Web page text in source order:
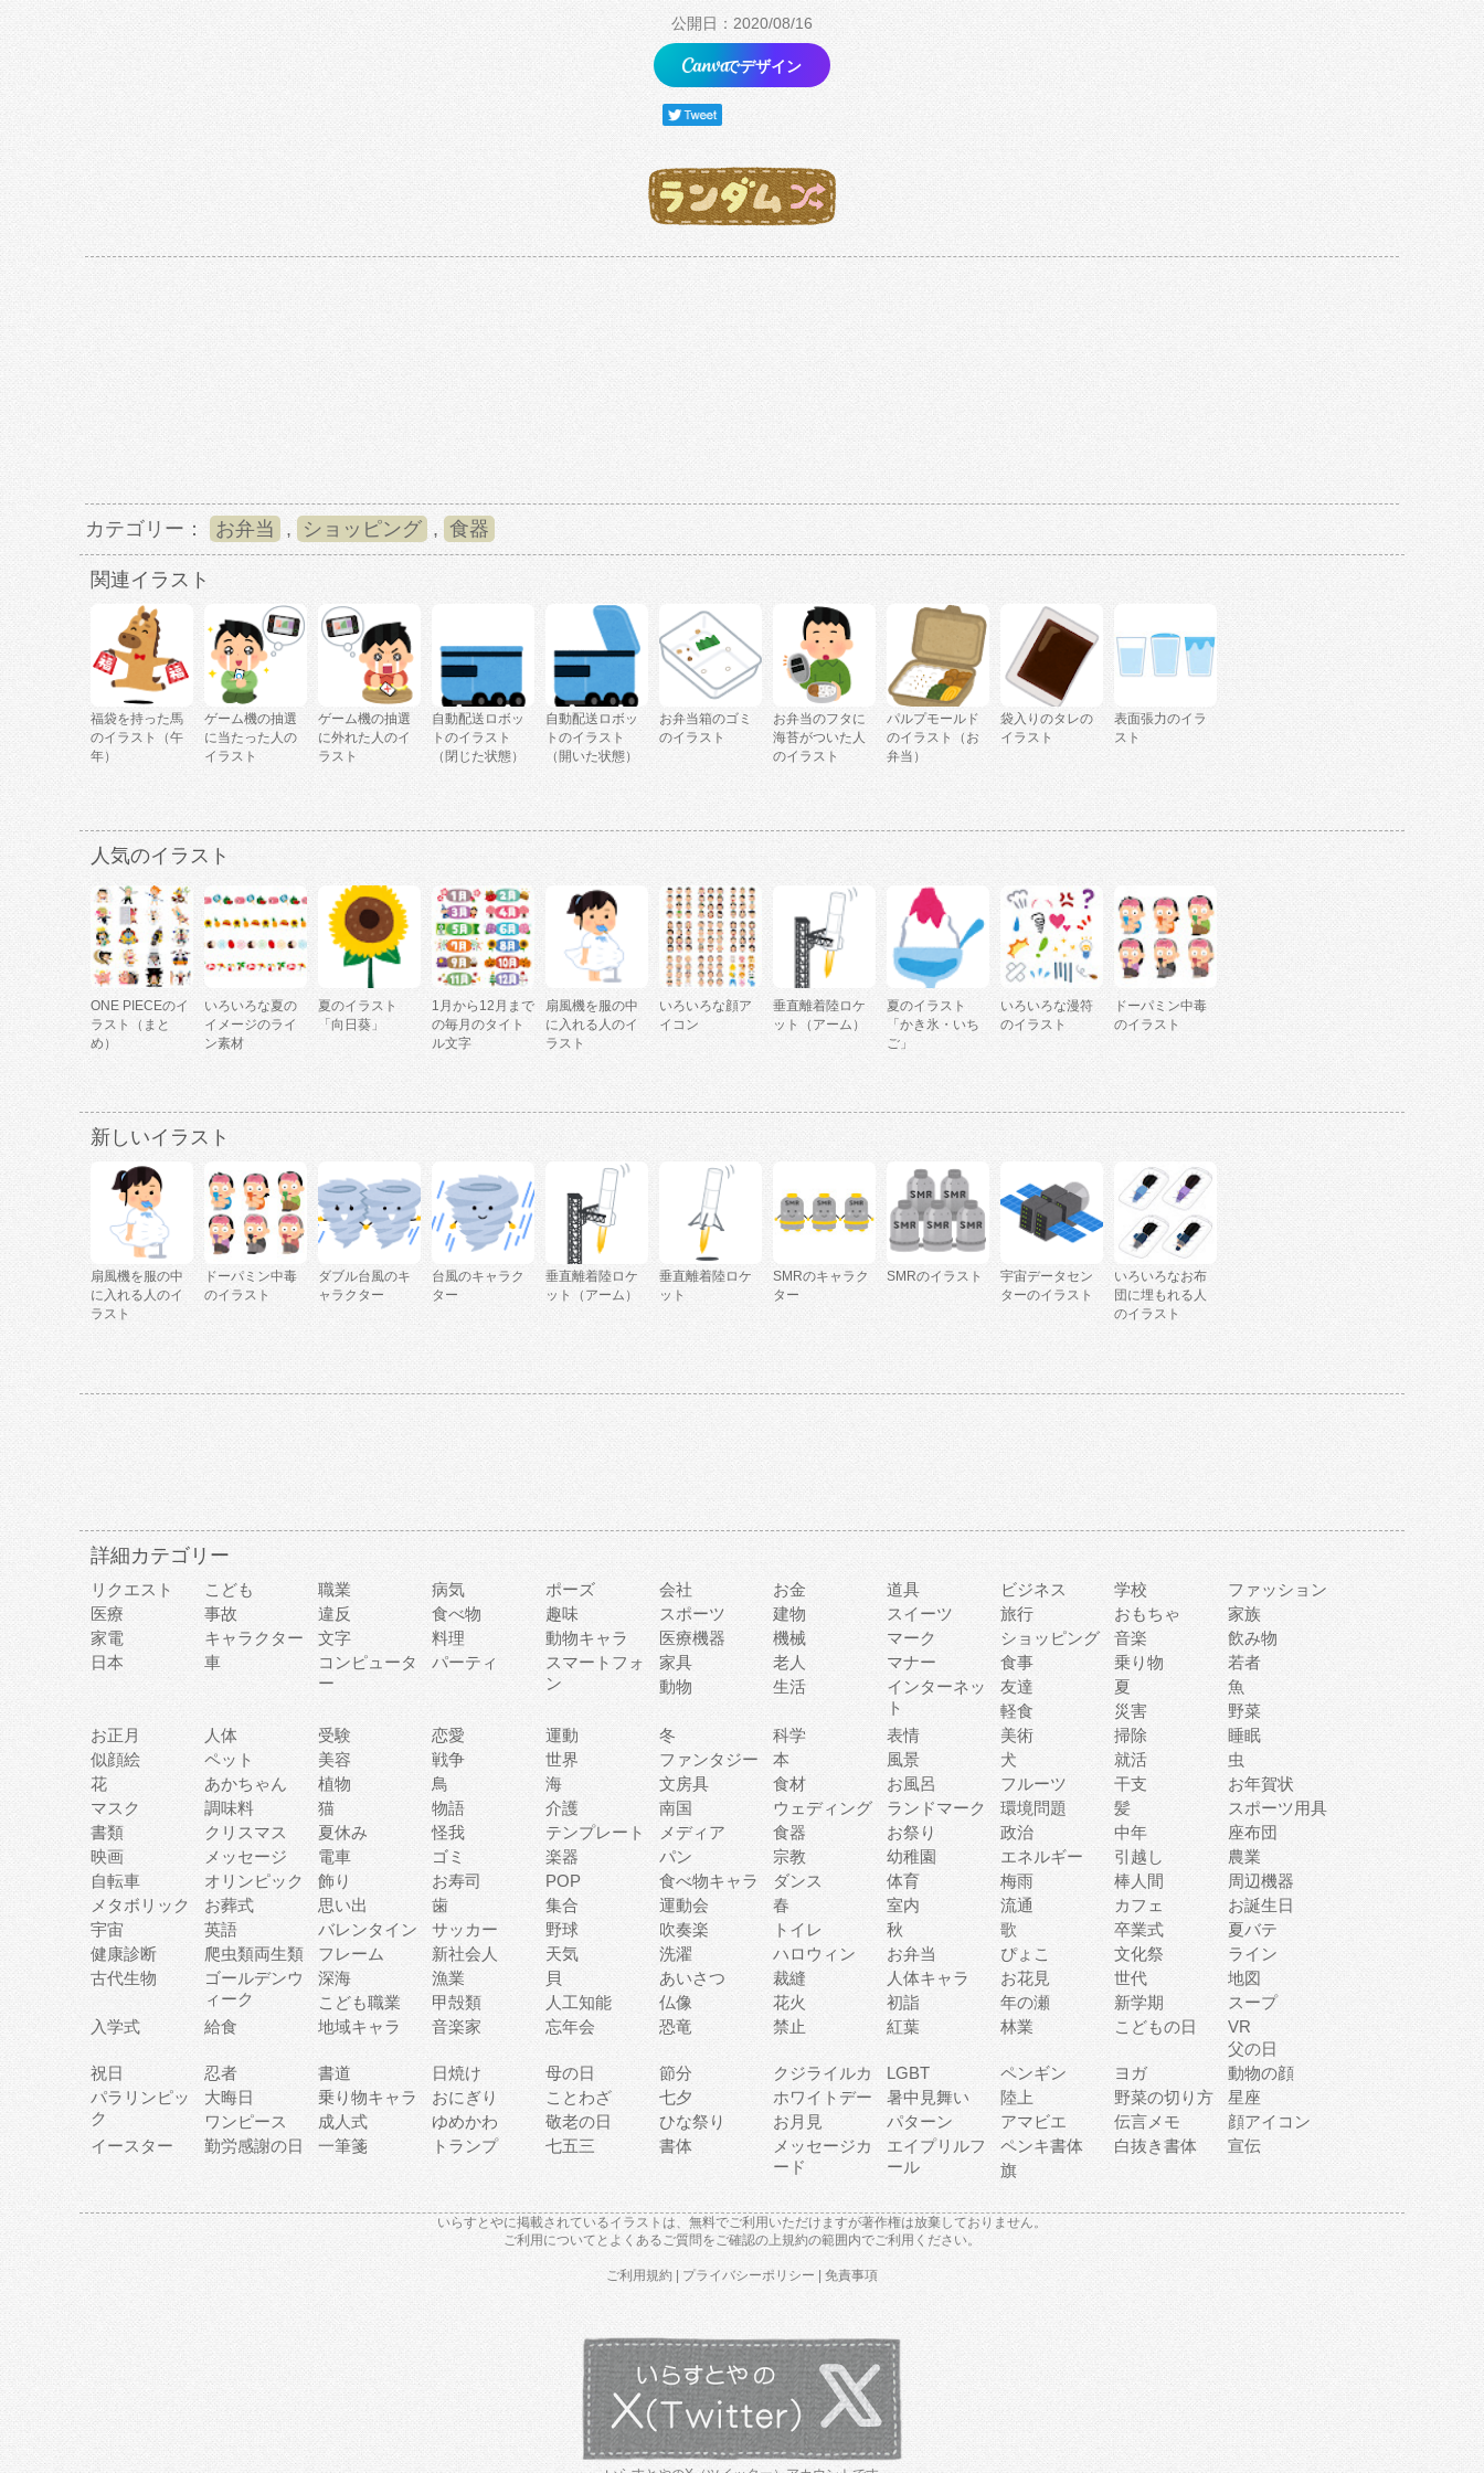
公開日：2020/08/16
でデザイン
カテゴリー： お弁当 , ショッピング , 食器
関連イラスト
福袋を持った馬
のイラスト（午
年）
ゲーム機の抽選
に当たった人の
イラスト
ゲーム機の抽選
に外れた人のイ
ラスト
自動配送ロボッ
トのイラスト
（閉じた状態）
自動配送ロボッ
トのイラスト
（開いた状態）
お弁当箱のゴミ
のイラスト
お弁当のフタに
海苔がついた人
のイラスト
パルプモールド
のイラスト（お
弁当）
袋入りのタレの
イラスト
表面張力のイラ
スト
人気のイラスト
ONE PIECEのイ
ラスト（まと
め）
いろいろな夏の
イメージのライ
ン素材
夏のイラスト
「向日葵」
1月から12月まで
の毎月のタイト
ル文字
扇風機を服の中
に入れる人のイ
ラスト
いろいろな顔ア
イコン
垂直離着陸ロケ
ット（アーム）
夏のイラスト
「かき氷・いち
ご」
いろいろな漫符
のイラスト
ドーパミン中毒
のイラスト
新しいイラスト
扇風機を服の中
に入れる人のイ
ラスト
ドーパミン中毒
のイラスト
ダブル台風のキ
ャラクター
台風のキャラク
ター
垂直離着陸ロケ
ット（アーム）
垂直離着陸ロケ
ット
SMRのキャラク
ター
SMRのイラスト
宇宙データセン
ターのイラスト
いろいろなお布
団に埋もれる人
のイラスト
詳細カテゴリー
リクエスト こども 職業 病気 ポーズ 会社 お金 道具 ビジネス 学校
ファッション
医療
事故 違反 食べ物 趣味 スポーツ 建物 スイーツ 旅行 おもちゃ
家族
家電
キャラクター 文字 料理 動物キャラ 医療機器 機械 マーク ショッピング 音楽
飲み物
日本
車
コンピュータ
ー
パーティ
スマートフォ
ン
家具 老人 マナー 食事 乗り物
若者
動物
生活
インターネッ
ト
友達 夏
魚
軽食
災害
野菜
お正月
人体 受験 恋愛 運動 冬 科学 表情 美術 掃除
睡眠
似顔絵
ペット 美容 戦争 世界 ファンタジー 本 風景 犬 就活
虫
花
あかちゃん 植物 鳥 海 文房具 食材 お風呂 フルーツ 干支
お年賀状
マスク
調味料 猫 物語 介護 南国 ウェディング ランドマーク 環境問題 髪
スポーツ用具
書類
クリスマス 夏休み 怪我 テンプレート メディア 食器 お祭り 政治 中年
座布団
映画
メッセージ 電車 ゴミ 楽器 パン 宗教 幼稚園 エネルギー 引越し
農業
自転車
オリンピック 飾り お寿司 POP 食べ物キャラ ダンス 体育 梅雨 棒人間
周辺機器
メタボリック
お葬式 思い出 歯 集合 運動会 春 室内 流通 カフェ
お誕生日
宇宙
英語 バレンタイン サッカー 野球 吹奏楽 トイレ 秋 歌 卒業式
夏バテ
健康診断
爬虫類両生類 フレーム 新社会人 天気 洗濯 ハロウィン お弁当 ぴょこ 文化祭
ライン
古代生物
ゴールデンウ
ィーク
深海 漁業 貝 あいさつ 裁縫 人体キャラ お花見 世代
地図
こども職業
甲殻類 人工知能 仏像 花火 初詣 年の瀬 新学期
スープ
入学式
給食 地域キャラ 音楽家 忘年会 恐竜 禁止 紅葉 林業 こどもの日
VR
父の日
祝日
忍者 書道 日焼け 母の日 節分 クジライルカ LGBT ペンギン ヨガ
動物の顔
パラリンピッ
ク
大晦日 乗り物キャラ おにぎり ことわざ 七夕 ホワイトデー 暑中見舞い 陸上 野菜の切り方
星座
ワンピース
成人式 ゆめかわ 敬老の日 ひな祭り お月見 パターン アマビエ 伝言メモ
顔アイコン
イースター
勤労感謝の日 一筆箋 トランプ 七五三 書体
メッセージカ
ード
エイプリルフ
ール
ペンキ書体 白抜き書体
宣伝
旗
いらすとやに掲載されているイラストは、無料でご利用いただけますが著作権は放棄しておりません。
ご利用について とよくあるご質問をご確認の上規約の範囲内でご利用ください。
ご利用規約 プライバシーポリシー 免責事項